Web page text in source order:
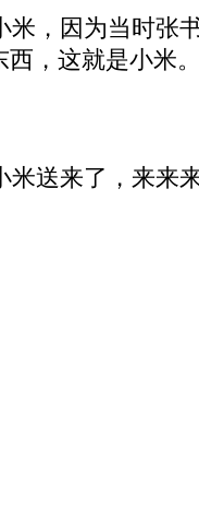
，因为当时张
西，这就是小米
送来了，来来